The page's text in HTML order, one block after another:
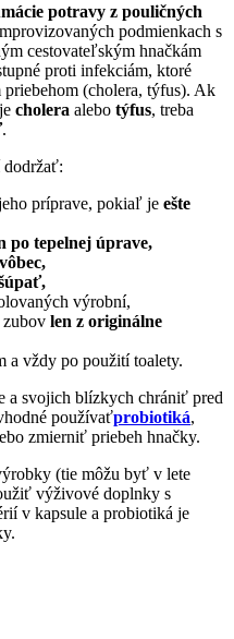
potravy z pouličných
podmienkach s
cestovateľským hnačkám
proti infekciám, ktoré
(cholera, týfus). Ak
cholera alebo týfus, treba
.
dodržať:
príprave, pokiaľ je ešte
po tepelnej úprave,
vôbec,
výrobní,
zubov len z originálne
a vždy po použití toalety.
a svojich blízkych chrániť pred
používaťprobiotiká,
zmierniť priebeh hnačky.
(tie môžu byť v lete
výživové doplnky s
v kapsule a probiotiká je